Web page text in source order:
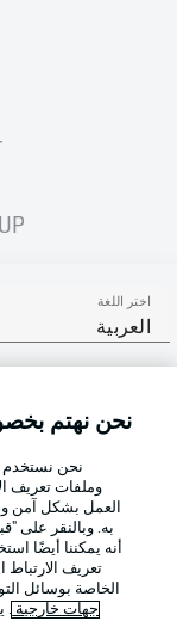
اختر اللغة
العربية
نحن نهتم
نحن نستخدم
وملفات تعريف
العمل بشكل آمن
به. وبالنقر على
أنه يمكننا أيضًا
تعريف الارتباط
الخاصة بوسائل
جهات خارجية .